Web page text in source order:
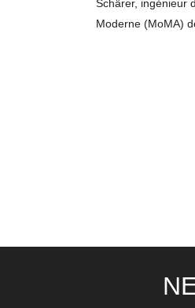
Schärer, ingénieur
Moderne (MoMA)